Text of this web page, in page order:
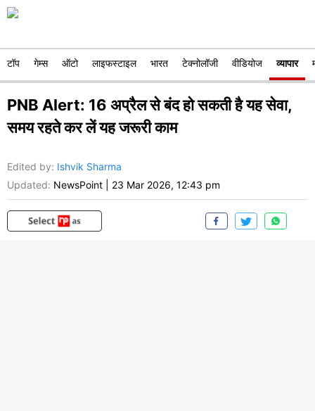
टॉप गेम्स ऑटो लाइफस्टाइल भारत टेक्नोलॉजी वीडियोज व्यापार
PNB Alert: 16 अप्रैल से बंद हो सकती है यह सेवा,
समय रहते कर लें यह जरूरी काम
Edited by: Ishvik Sharma
Updated: NewsPoint 23 Mar 2026, 12:43 pm